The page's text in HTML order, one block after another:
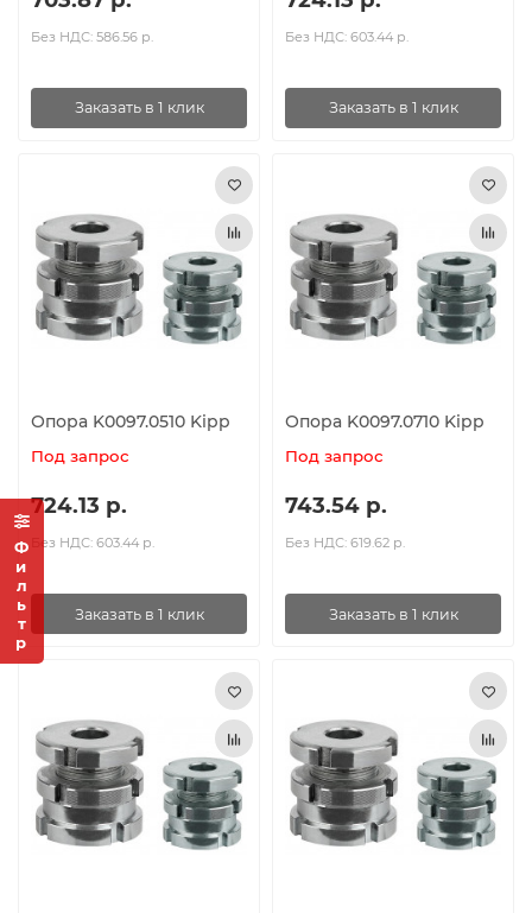
Фильтр
Без НДС: 586.56 р.
Заказать в 1 клик
Без НДС: 603.44 р.
Заказать в 1 клик
Опора K0097.0510 Kipp
Под запрос
724.13 р.
Без НДС: 603.44 р.
Заказать в 1 клик
Опора K0097.0710 Kipp
Под запрос
743.54 р.
Без НДС: 619.62 р.
Заказать в 1 клик